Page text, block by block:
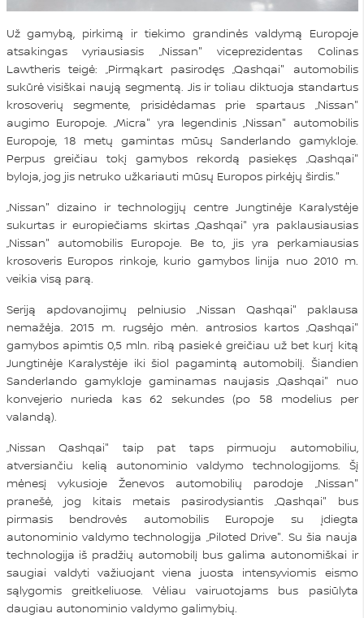
Už gamybą, pirkimą ir tiekimo grandinės valdymą Europoje
atsakingas vyriausiasis „Nissan" viceprezidentas Colinas
Lawtheris teigė: „Pirmąkart pasirodęs „Qashqai" automobilis
sukūrė visiškai naują segmentą. Jis ir toliau diktuoja standartus
krosoverių segmente, prisidėdamas prie spartaus „Nissan"
augimo Europoje. „Micra" yra legendinis „Nissan" automobilis
Europoje, 18 metų gamintas mūsų Sanderlando gamykloje.
Perpus greičiau tokį gamybos rekordą pasiekęs „Qashqai"
byloja, jog jis netruko užkariauti mūsų Europos pirkėjų širdis."
„Nissan" dizaino ir technologijų centre Jungtinėje Karalystėje
sukurtas ir europiečiams skirtas „Qashqai" yra paklausiausias
„Nissan" automobilis Europoje. Be to, jis yra perkamiausias
krosoveris Europos rinkoje, kurio gamybos linija nuo 2010 m.
veikia visą parą.
Seriją apdovanojimų pelniusio „Nissan Qashqai" paklausa
nemažėja. 2015 m. rugsėjo mėn. antrosios kartos „Qashqai"
gamybos apimtis 0,5 mln. ribą pasiekė greičiau už bet kurį kitą
Jungtinėje Karalystėje iki šiol pagamintą automobilį. Šiandien
Sanderlando gamykloje gaminamas naujasis „Qashqai" nuo
konvejerio nurieda kas 62 sekundes (po 58 modelius per
valandą).
„Nissan Qashqai" taip pat taps pirmuoju automobiliu,
atversiančiu kelią autonominio valdymo technologijoms. Šį
mėnesį vykusioje Ženevos automobilių parodoje „Nissan"
pranešė, jog kitais metais pasirodysiantis „Qashqai" bus
pirmasis bendrovės automobilis Europoje su įdiegta
autonominio valdymo technologija „Piloted Drive". Su šia nauja
technologija iš pradžių automobilį bus galima autonomiškai ir
saugiai valdyti važiuojant viena juosta intensyviomis eismo
sąlygomis greitkeliuose. Vėliau vairuotojams bus pasiūlyta
daugiau autonominio valdymo galimybių.